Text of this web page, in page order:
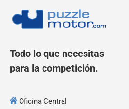
Todo lo que necesitas
para la competición.
Oficina Central